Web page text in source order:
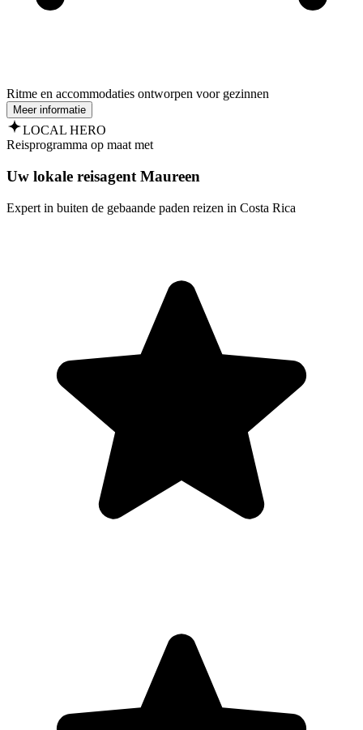
Ritme en accommodaties ontworpen voor gezinnen
Meer informatie
LOCAL HERO
Reisprogramma op maat met
Uw lokale reisagent Maureen
Expert in buiten de gebaande paden reizen in Costa Rica